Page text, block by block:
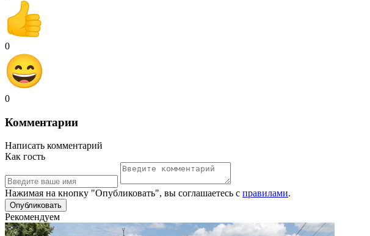
0
0
Комментарии
Написать комментарий
Как гость
Нажимая на кнопку "Опубликовать", вы соглашаетесь с правилами.
Рекомендуем